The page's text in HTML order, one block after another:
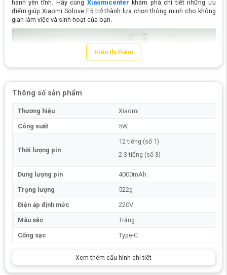
hành yên tĩnh. Hãy cùng Xiaomicenter khám phá chi tiết những ưu
điểm giúp Xiaomi Solove F5 trở thành lựa chọn thông minh cho không
gian làm việc và sinh hoạt của bạn.
Xiaomi Solove F5
Hiển thị thêm
Thông số sản phẩm
Thương hiệu
Xiaomi
Công suất
5W
Thời lượng pin
12 tiếng (số 1)
2-3 tiếng (số 3)
Dung lượng pin
4000mAh
Trọng lượng
522g
Điện áp định mức
220V
Màu sắc
Trắng
Cổng sạc
Type-C
Xem thêm cấu hình chi tiết